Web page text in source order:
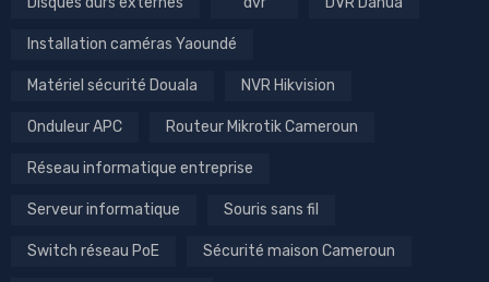
Installation caméras Yaoundé
Matériel sécurité Douala NVR Hikvision
Onduleur APC Routeur Mikrotik Cameroun
Réseau informatique entreprise
Serveur informatique Souris sans fil
Switch réseau PoE Sécurité maison Cameroun